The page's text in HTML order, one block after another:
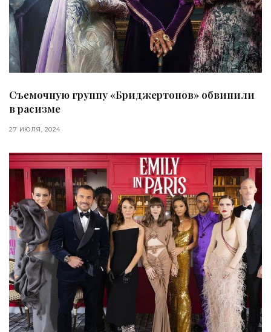
Съемочную группу «Бриджертонов» обвинили
в расизме
27 ИЮЛЯ, 2024